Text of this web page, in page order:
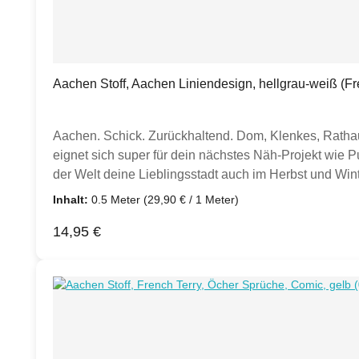
Aachen Stoff, Aachen Liniendesign, hellgrau-weiß
Aachen. Schick. Zurückhaltend. Dom, Klenkes,
eignet sich super für dein nächstes Näh-Projekt wie
der Welt deine Lieblingsstadt auch im Herbst und
& Produktion sind mir wichtig! Der Stoff wurde in
m, Preis pro Meter = 29,90 €Wenn du 1 Meter
unten stehenden Produktempfehlung, sowie in den
Inhalt: 0.5 Meter (29,90 € / 1 Meter)
Regulärer Preis:
14,95 €